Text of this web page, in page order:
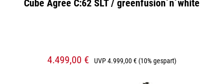
Cube Agree C:62 SLT / greenfusion´n´white
4.499,00 € UVP4.999,00 € (10% gespart)